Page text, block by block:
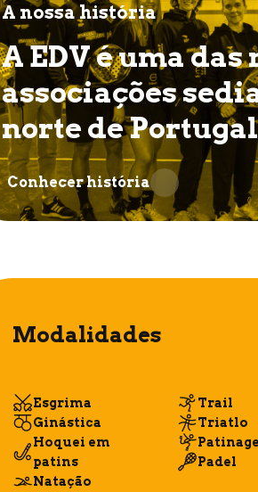
A nossa história
A EDV é uma
associações
norte de
Conhecer história
Modalidades
Esgrima
Ginástica
Hoquei em
patins
Natação
Trail
Triatlo
Padel